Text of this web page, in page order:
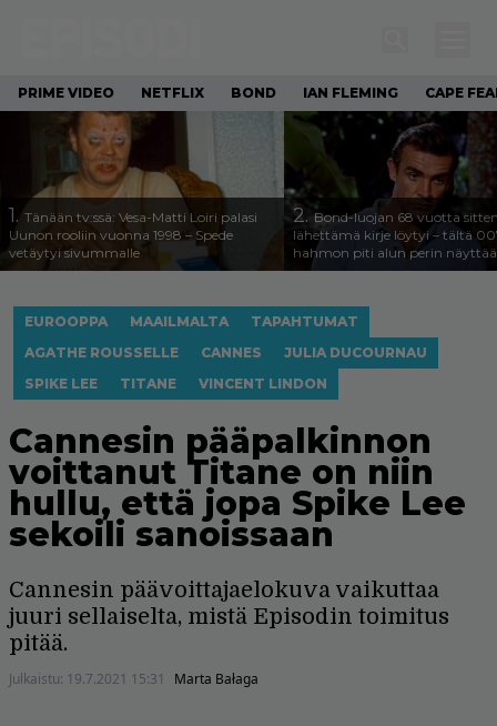
PRIME VIDEO NETFLIX BOND IAN FLEMING CAPE
1. Tänään tv:ssä: Vesa-Matti Loiri palasi
Uunon rooliin vuonna 1998 – Spede
vetäytyi sivummalle
2.Bond-luojan 68 vuotta
lähettämä kirje löytyi – tältä
hahmon piti alun perin näyttää
EUROOPPA MAAILMALTA
TAPAHTUMAT
AGATHE ROUSSELLE
CANNES
JULIA DUCOURNAU
SPIKE LEE
TITANE VINCENT LINDON
Cannesin pääpalkinnon
voittanut Titane on niin
hullu, että jopa Spike Lee
sekoili sanoissaan
Cannesin päävoittajaelokuva vaikuttaa
juuri sellaiselta, mistä Episodin toimitus
pitää.
Julkaistu: 19.7.2021 15:31 Marta Bałaga